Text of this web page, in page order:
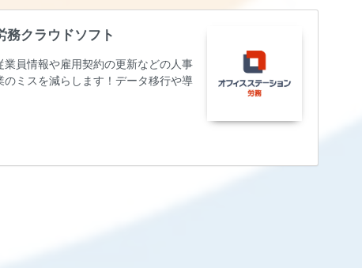
務クラウドソフト
員情報や雇用契約の更新などの人事
ミスを減らします！データ移行や導